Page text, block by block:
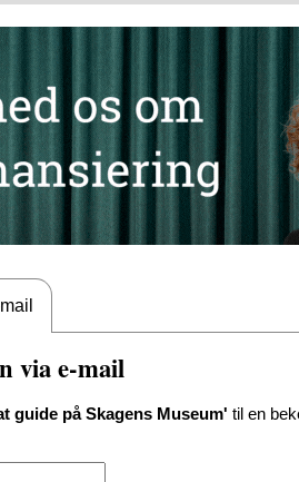
via e-mail
guide på Skagens Museum' til en